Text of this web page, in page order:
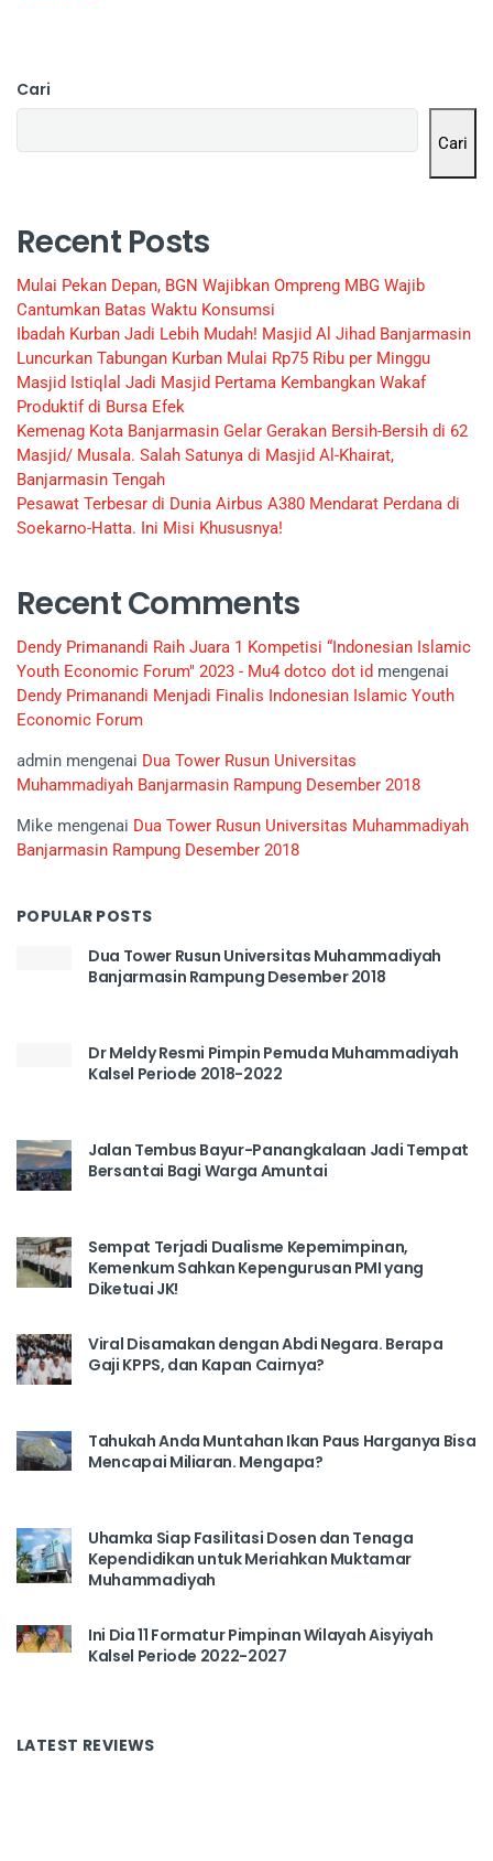
Cari
Cari
Recent Posts
Mulai Pekan Depan, BGN Wajibkan Ompreng MBG Wajib
Cantumkan Batas Waktu Konsumsi
Ibadah Kurban Jadi Lebih Mudah! Masjid Al Jihad Banjarmasin
Luncurkan Tabungan Kurban Mulai Rp75 Ribu per Minggu
Masjid Istiqlal Jadi Masjid Pertama Kembangkan Wakaf
Produktif di Bursa Efek
Kemenag Kota Banjarmasin Gelar Gerakan Bersih-Bersih di 62
Masjid/ Musala. Salah Satunya di Masjid Al-Khairat,
Banjarmasin Tengah
Pesawat Terbesar di Dunia Airbus A380 Mendarat Perdana di
Soekarno-Hatta. Ini Misi Khususnya!
Recent Comments
Dendy Primanandi Raih Juara 1 Kompetisi “Indonesian Islamic
Youth Economic Forum" 2023 - Mu4 dotco dot id mengenai
Dendy Primanandi Menjadi Finalis Indonesian Islamic Youth
Economic Forum
admin mengenai Dua Tower Rusun Universitas
Muhammadiyah Banjarmasin Rampung Desember 2018
Mike mengenai Dua Tower Rusun Universitas Muhammadiyah
Banjarmasin Rampung Desember 2018
POPULAR POSTS
Dua Tower Rusun Universitas Muhammadiyah
Banjarmasin Rampung Desember 2018
Dr Meldy Resmi Pimpin Pemuda Muhammadiyah
Kalsel Periode 2018-2022
Jalan Tembus Bayur-Panangkalaan Jadi Tempat
Bersantai Bagi Warga Amuntai
Sempat Terjadi Dualisme Kepemimpinan,
Kemenkum Sahkan Kepengurusan PMI yang
Diketuai JK!
Viral Disamakan dengan Abdi Negara. Berapa
Gaji KPPS, dan Kapan Cairnya?
Tahukah Anda Muntahan Ikan Paus Harganya Bisa
Mencapai Miliaran. Mengapa?
Uhamka Siap Fasilitasi Dosen dan Tenaga
Kependidikan untuk Meriahkan Muktamar
Muhammadiyah
Ini Dia 11 Formatur Pimpinan Wilayah Aisyiyah
Kalsel Periode 2022-2027
LATEST REVIEWS